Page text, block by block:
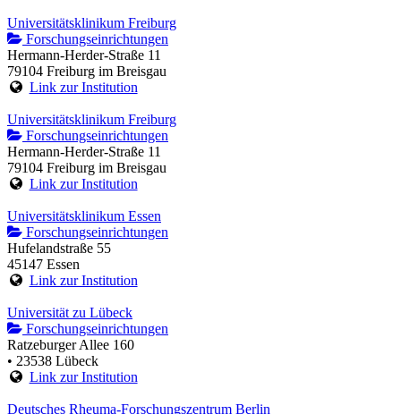
Universitätsklinikum Freiburg
Forschungseinrichtungen
Hermann-Herder-Straße 11
79104 Freiburg im Breisgau
Link zur Institution
Universitätsklinikum Freiburg
Forschungseinrichtungen
Hermann-Herder-Straße 11
79104 Freiburg im Breisgau
Link zur Institution
Universitätsklinikum Essen
Forschungseinrichtungen
Hufelandstraße 55
45147 Essen
Link zur Institution
Universität zu Lübeck
Forschungseinrichtungen
Ratzeburger Allee 160
• 23538 Lübeck
Link zur Institution
Deutsches Rheuma-Forschungszentrum Berlin